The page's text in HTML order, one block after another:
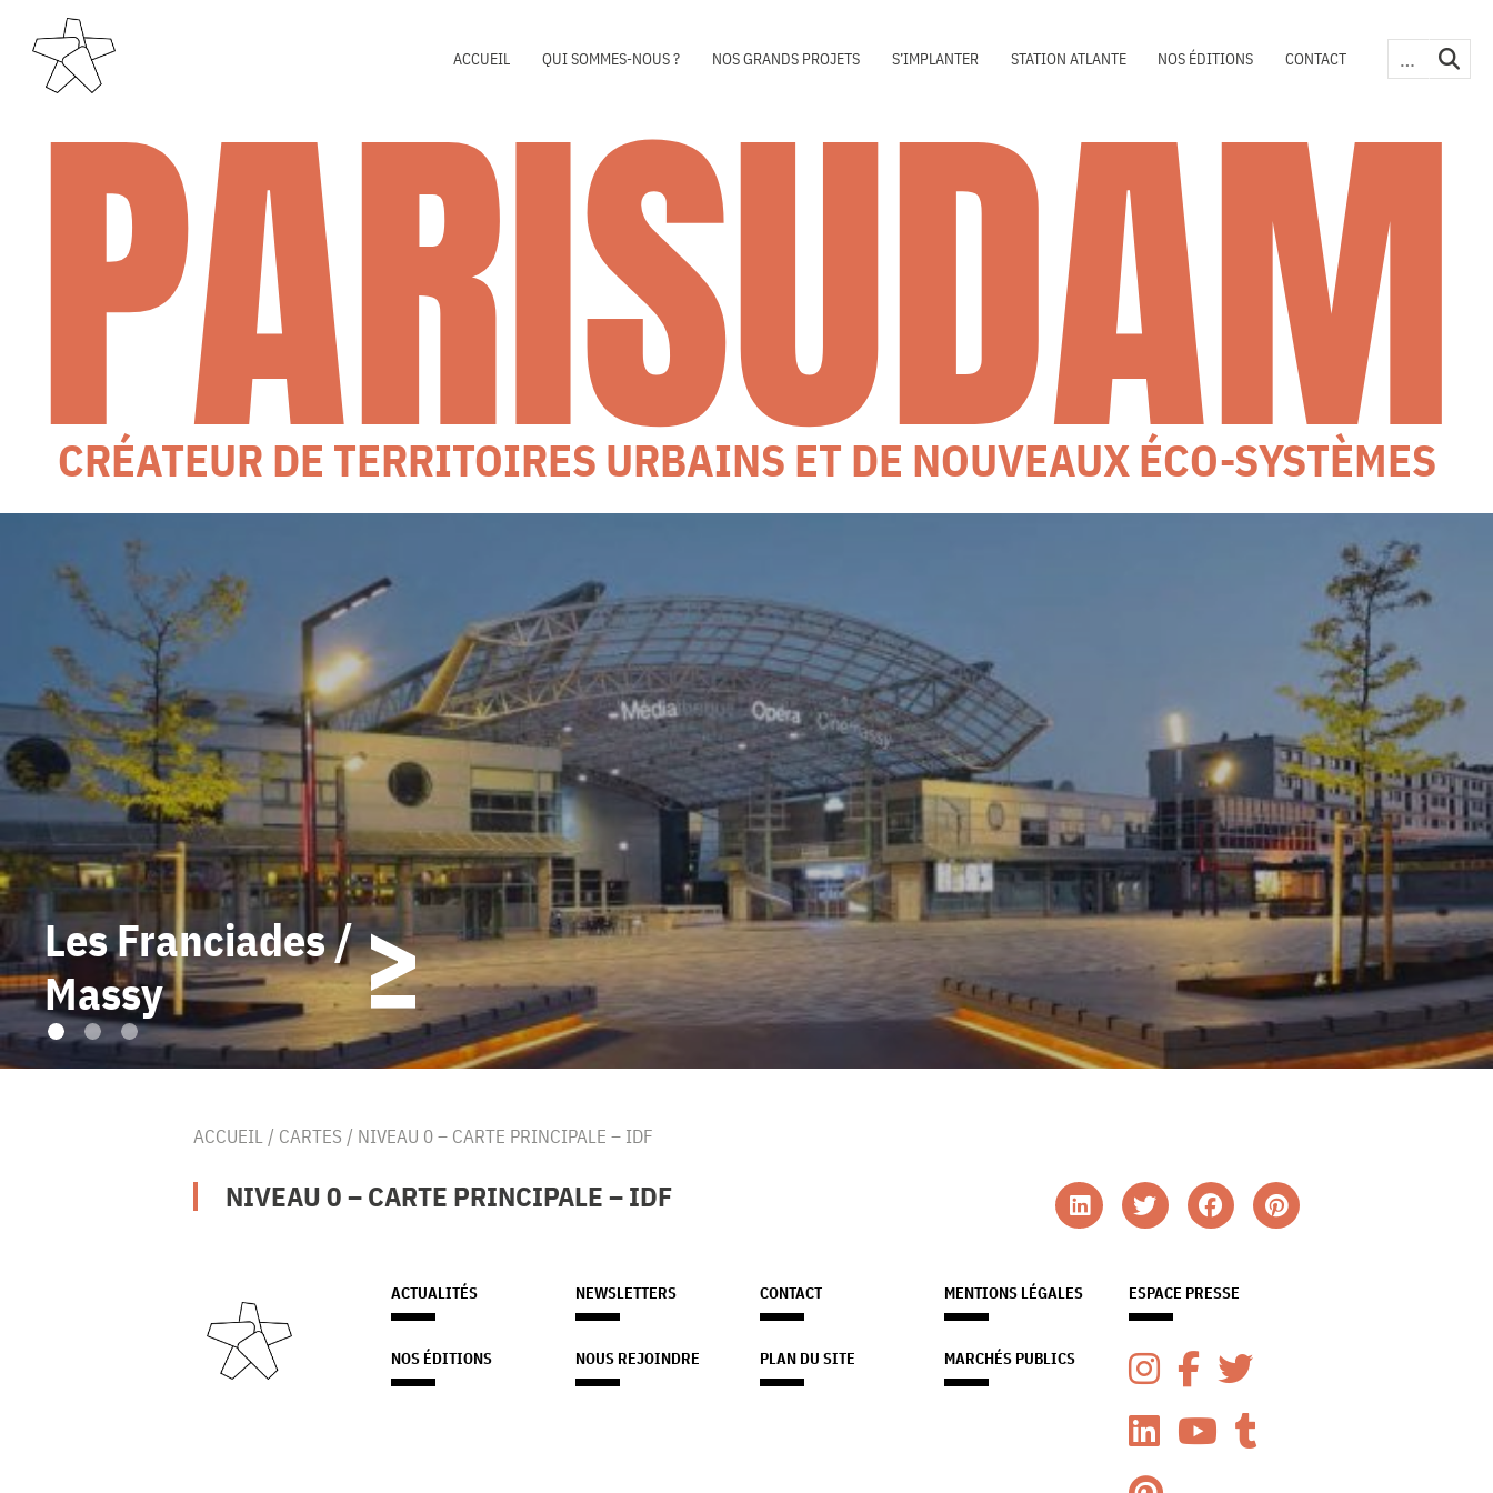
ACCUEIL QUI SOMMES-NOUS ? NOS GRANDS PROJETS S’IMPLANTER STATION ATLANTE NOS ÉDITIONS CONTACT
PARISUDAM
CRÉATEUR DE TERRITOIRES URBAINS ET DE NOUVEAUX ÉCO-SYSTÈMES
Les Franciades /
Massy
ACCUEIL / CARTES / NIVEAU 0 – CARTE PRINCIPALE – IDF
NIVEAU 0 – CARTE PRINCIPALE – IDF
ACTUALITÉS
NOS ÉDITIONS
NEWSLETTERS
NOUS REJOINDRE
CONTACT
PLAN DU SITE
MENTIONS LÉGALES
MARCHÉS PUBLICS
ESPACE PRESSE